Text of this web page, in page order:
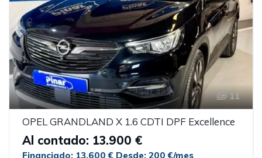
11
OPEL GRANDLAND X 1.6 CDTI DPF Excellence
Al contado: 13.900 €
Financiado: 13.600 € Desde: 200 €/mes